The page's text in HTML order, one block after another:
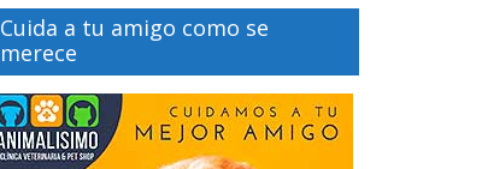
Cuida a tu amigo como se
merece